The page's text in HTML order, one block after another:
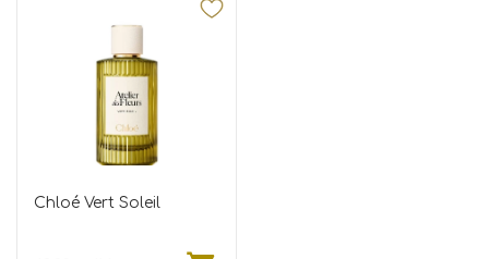
Chloé Vert Soleil